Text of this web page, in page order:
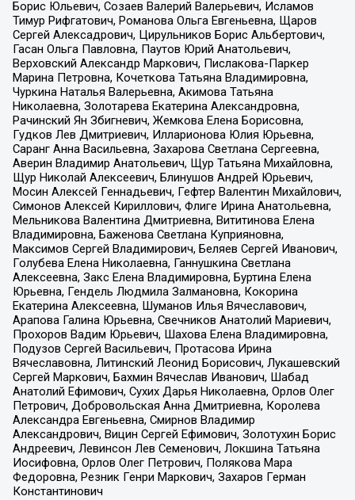
Борис Юльевич, Созаев Валерий Валерьевич, Исламов
Тимур Рифгатович, Романова Ольга Евгеньевна, Щаров
Сергей Алексадрович, Цирульников Борис Альбертович,
Гасан Ольга Павловна, Паутов Юрий Анатольевич,
Верховский Александр Маркович, Пислакова-Паркер
Марина Петровна, Кочеткова Татьяна Владимировна,
Чуркина Наталья Валерьевна, Акимова Татьяна
Николаевна, Золотарева Екатерина Александровна,
Рачинский Ян Збигневич, Жемкова Елена Борисовна,
Гудков Лев Дмитриевич, Илларионова Юлия Юрьевна,
Саранг Анна Васильевна, Захарова Светлана Сергеевна,
Аверин Владимир Анатольевич, Щур Татьяна Михайловна,
Щур Николай Алексеевич, Блинушов Андрей Юрьевич,
Мосин Алексей Геннадьевич, Гефтер Валентин Михайлович,
Симонов Алексей Кириллович, Флиге Ирина Анатольевна,
Мельникова Валентина Дмитриевна, Вититинова Елена
Владимировна, Баженова Светлана Куприяновна,
Максимов Сергей Владимирович, Беляев Сергей Иванович,
Голубева Елена Николаевна, Ганнушкина Светлана
Алексеевна, Закс Елена Владимировна, Буртина Елена
Юрьевна, Гендель Людмила Залмановна, Кокорина
Екатерина Алексеевна, Шуманов Илья Вячеславович,
Арапова Галина Юрьевна, Свечников Анатолий Мариевич,
Прохоров Вадим Юрьевич, Шахова Елена Владимировна,
Подузов Сергей Васильевич, Протасова Ирина
Вячеславовна, Литинский Леонид Борисович, Лукашевский
Сергей Маркович, Бахмин Вячеслав Иванович, Шабад
Анатолий Ефимович, Сухих Дарья Николаевна, Орлов Олег
Петрович, Добровольская Анна Дмитриевна, Королева
Александра Евгеньевна, Смирнов Владимир
Александрович, Вицин Сергей Ефимович, Золотухин Борис
Андреевич, Левинсон Лев Семенович, Локшина Татьяна
Иосифовна, Орлов Олег Петрович, Полякова Мара
Федоровна, Резник Генри Маркович, Захаров Герман
Константинович